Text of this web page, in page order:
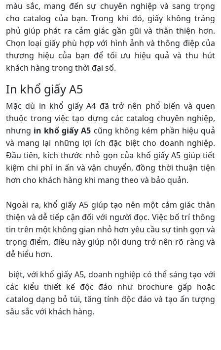
màu sắc, mang đến sự chuyên nghiệp và sang trọng
cho catalog của bạn. Trong khi đó, giấy không tráng
phủ giúp phát ra cảm giác gần gũi và thân thiện hơn.
Chọn loại giấy phù hợp với hình ảnh và thông điệp của
thương hiệu của bạn để tối ưu hiệu quả và thu hút
khách hàng trong thời đại số.
In khổ giấy A5
Mặc dù in khổ giấy A4 đã trở nên phổ biến và quen
thuộc trong việc tạo dựng các catalog chuyên nghiệp,
nhưng in khổ giấy A5 cũng không kém phần hiệu quả
và mang lại những lợi ích đặc biệt cho doanh nghiệp.
Đầu tiên, kích thước nhỏ gọn của khổ giấy A5 giúp tiết
kiệm chi phí in ấn và vận chuyển, đồng thời thuận tiện
hơn cho khách hàng khi mang theo và bảo quản.
Ngoài ra, khổ giấy A5 giúp tạo nên một cảm giác thân
thiện và dễ tiếp cận đối với người đọc. Việc bố trí thông
tin trên một không gian nhỏ hơn yêu cầu sự tinh gọn và
trọng điểm, điều này giúp nội dung trở nên rõ ràng và
dễ hiểu hơn.
biệt, với khổ giấy A5, doanh nghiệp có thể sáng tạo với
các kiểu thiết kế độc đáo như brochure gấp hoặc
catalog dạng bỏ túi, tăng tính độc đáo và tạo ấn tượng
sâu sắc với khách hàng.